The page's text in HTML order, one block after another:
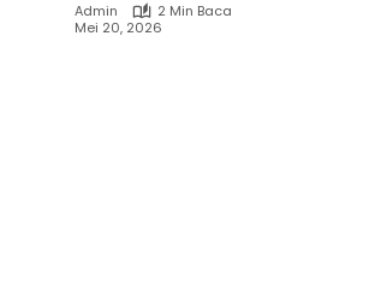
Admin
2 Min Baca
Mei 20, 2026